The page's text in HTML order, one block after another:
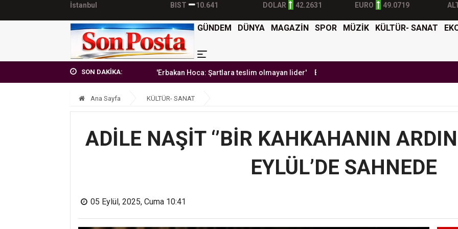
İstanbul BIST 10.641 DOLAR 42.2631 EURO 49.0719
GÜNDEM DÜNYA MAGAZİN SPOR MÜZİK KÜLTÜR- SANAT
SON DAKİKA:'Erbakan Hoca: Şartlara teslim olmayan lider' Burak Yılmaz'dan Mehmet Ekici'ye gel çağrısı BTK
Ana Sayfa KÜLTÜR- SANAT
ADİLE NAŞİT ‘’BİR KAHKAHANIN
EYLÜL’DE SAHNEDE
05 Eylül, 2025, Cuma 10:41